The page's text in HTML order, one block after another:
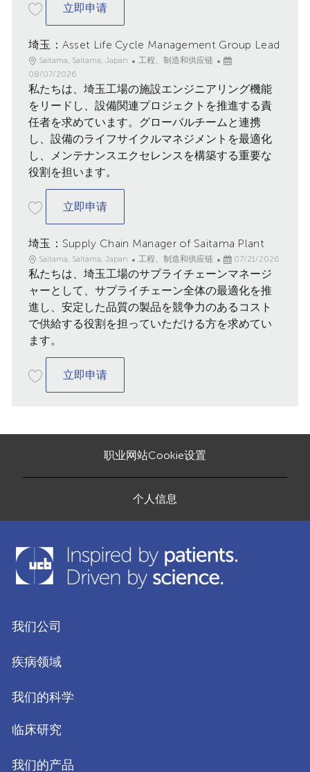
立即申请埼玉：Production Engineering Group
埼玉：Asset Life Cycle Management Group Lead
地
点
Saitama, Saitama, Japan
类
工程、制造和供应链
已
布
日
08/07/2026
私たちは、埼玉工場の施設エンジニアリング機能
をリードし、設備関連プロジェクトを推進する責
任者を求めています。グローバルチームと連携
し、設備のライフサイクルマネジメントを最適化
し、メンテナンスエクセレンスを構築する重要な
役割を担います。
立即申请埼玉：Asset Life Cycle Management
埼玉：Supply Chain Manager of Saitama Plant
地
点
Saitama, Saitama, Japan
类
别
工程、制造和供应链
已
发
布
期
07/21/2026
私たちは、埼玉工場のサプライチェーンマネージ
ャーとして、サプライチェーン全体の最適化を推
進し、安定した品質の製品を競争力のあるコスト
で供給する役割を担っていただける方を求めてい
ます。
立即申请埼玉：Supply Chain Manager of Saitama
职业网站Cookie设置
个人信息
我们公司
疾病领域
我们的科学
临床研究
我们的产品